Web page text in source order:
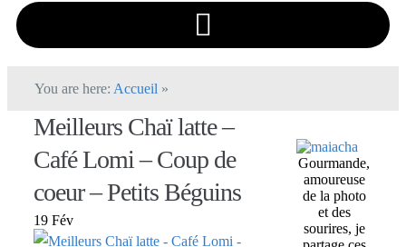
You are here: Accueil »
Meilleurs Chaï latte –
Café Lomi – Coup de
coeur – Petits Béguins
19 Fév
Gourmande,
amoureuse
de la photo
et des
sourires, je